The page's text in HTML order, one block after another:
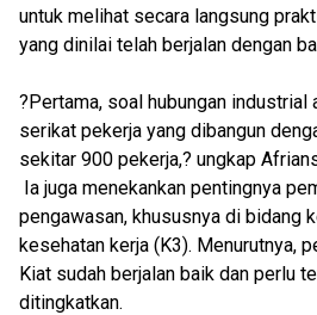
untuk melihat secara langsung
yang dinilai telah berjalan dengan
?Pertama, soal hubungan industrial
serikat pekerja yang dibangun
sekitar 900 pekerja,? ungkap
Ia juga menekankan pentingnya
pengawasan, khususnya di bidang
kesehatan kerja (K3). Menurutnya,
Kiat sudah berjalan baik dan perlu
ditingkatkan.